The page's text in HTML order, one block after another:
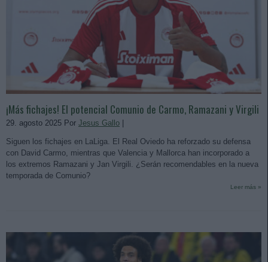
¡Más fichajes! El potencial Comunio de Carmo, Ramazani y Virgili
29. agosto 2025 Por Jesus Gallo |
Siguen los fichajes en LaLiga. El Real Oviedo ha reforzado su defensa
con David Carmo, mientras que Valencia y Mallorca han incorporado a
los extremos Ramazani y Jan Virgili. ¿Serán recomendables en la nueva
temporada de Comunio?
Leer más »